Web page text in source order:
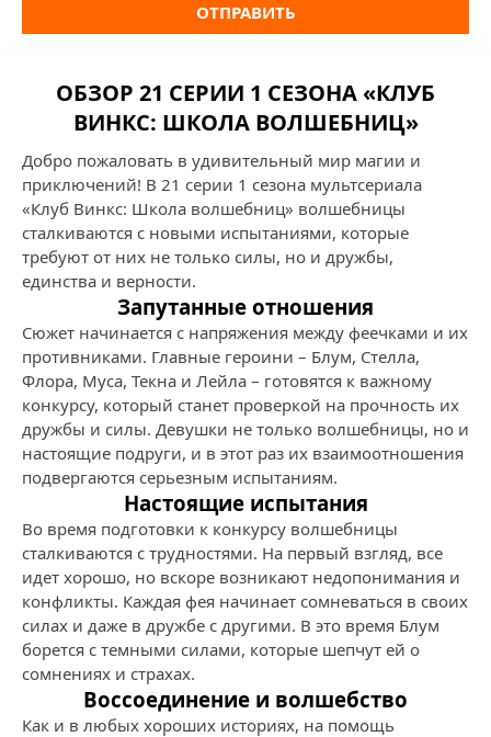
ОТПРАВИТЬ
ОБЗОР 21 СЕРИИ 1 СЕЗОНА «КЛУБ
ВИНКС: ШКОЛА ВОЛШЕБНИЦ»
Добро пожаловать в удивительный мир магии и
приключений! В 21 серии 1 сезона мультсериала
«Клуб Винкс: Школа волшебниц» волшебницы
сталкиваются с новыми испытаниями, которые
требуют от них не только силы, но и дружбы,
единства и верности.
Запутанные отношения
Сюжет начинается с напряжения между феечками и их
противниками. Главные героини – Блум, Стелла,
Флора, Муса, Текна и Лейла – готовятся к важному
конкурсу, который станет проверкой на прочность их
дружбы и силы. Девушки не только волшебницы, но и
настоящие подруги, и в этот раз их взаимоотношения
подвергаются серьезным испытаниям.
Настоящие испытания
Во время подготовки к конкурсу волшебницы
сталкиваются с трудностями. На первый взгляд, все
идет хорошо, но вскоре возникают недопонимания и
конфликты. Каждая фея начинает сомневаться в своих
силах и даже в дружбе с другими. В это время Блум
борется с темными силами, которые шепчут ей о
сомнениях и страхах.
Воссоединение и волшебство
Как и в любых хороших историях, на помощь